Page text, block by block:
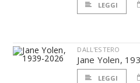
LEGGI
DALL'ESTERO
Jane Yolen,
LEGGI